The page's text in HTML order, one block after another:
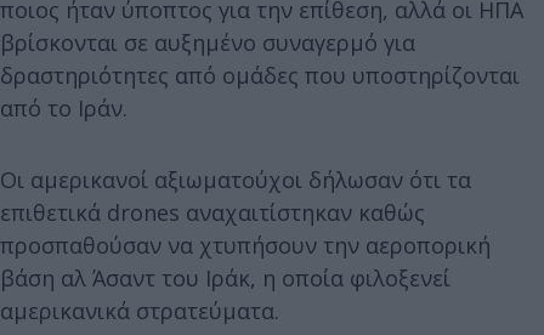
ποιος ήταν ύποπτος για την επίθεση, αλλά οι ΗΠΑ
βρίσκονται σε αυξημένο συναγερμό για
δραστηριότητες από ομάδες που υποστηρίζονται
από το Ιράν.
Οι αμερικανοί αξιωματούχοι δήλωσαν ότι τα
επιθετικά drones αναχαιτίστηκαν καθώς
προσπαθούσαν να χτυπήσουν την αεροπορική
βάση αλ Άσαντ του Ιράκ, η οποία φιλοξενεί
αμερικανικά στρατεύματα.